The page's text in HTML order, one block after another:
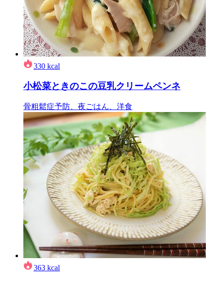
330 kcal
小松菜ときのこの豆乳クリームペンネ
骨粗鬆症予防、夜ごはん、洋食
363 kcal